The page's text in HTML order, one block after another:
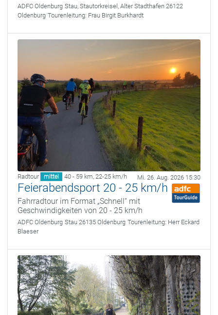
ADFC Oldenburg Stau, Stautorkreisel, Alter Stadthafen 26122
Oldenburg Tourenleitung: Frau Birgit Burkhardt
Radtour mittel 40 - 59 km, 22-25 km/h Mi. 26. Aug. 2026 15:30
Feierabendsport 20 - 25 km/h
Fahrradtour im Format „Schnell“ mit
Geschwindigkeiten von 20 - 25 km/h
ADFC Oldenburg Stau 26135 Oldenburg Tourenleitung: Herr Eckard
Blaeser